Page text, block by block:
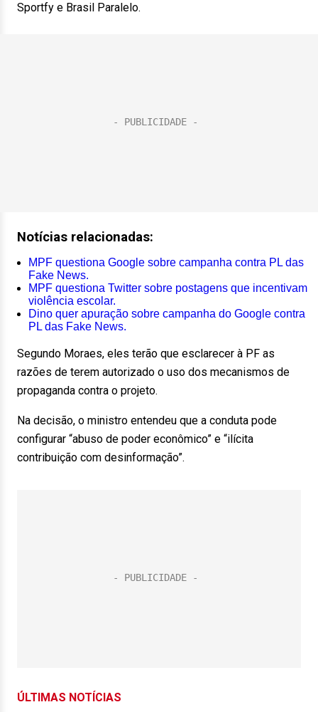
Sportfy e Brasil Paralelo.
Notícias relacionadas:
MPF questiona Google sobre campanha contra PL das
Fake News.
MPF questiona Twitter sobre postagens que incentivam
violência escolar.
Dino quer apuração sobre campanha do Google contra
PL das Fake News.
Segundo Moraes, eles terão que esclarecer à PF as
razões de terem autorizado o uso dos mecanismos de
propaganda contra o projeto.
Na decisão, o ministro entendeu que a conduta pode
configurar “abuso de poder econômico” e “ilícita
contribuição com desinformação”.